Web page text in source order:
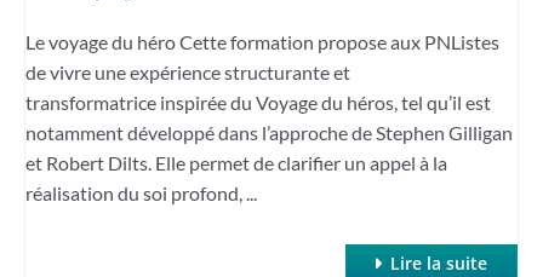
Le voyage du héro Cette formation propose aux PNListes
de vivre une expérience structurante et
transformatrice inspirée du Voyage du héros, tel qu’il est
notamment développé dans l’approche de Stephen Gilligan
et Robert Dilts. Elle permet de clarifier un appel à la
réalisation du soi profond, ...
Lire la suite